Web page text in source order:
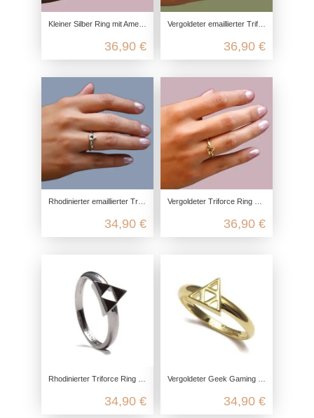
Kleiner Silber Ring mit Amethyst Edelstein
36,90 €
Vergoldeter emaillierter Triforce Ring aus recyceltem 925 Sterling Silber
36,90 €
Rhodinierter emaillierter Triforce Ring aus recyceltem 925 Sterling Silber
34,90 €
Vergoldeter Triforce Ring aus recyceltem 925 Sterling Silber
36,90 €
Rhodinierter Triforce Ring aus recyceltem 925 Sterling Silber
34,90 €
Vergoldeter Geek Gaming Nerd Ring aus recyceltem 925 Sterling Silber
34,90 €